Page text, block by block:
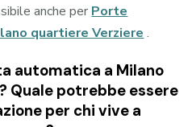
anche perPorte
quartiere Verziere.
automatica a Milano
Quale potrebbe essere
per chi vive a